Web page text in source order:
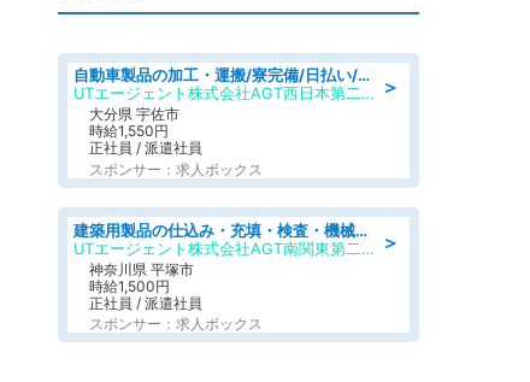
＞
自動車製品の加工・運搬/寮完備/日払い/工場・製造
UTエージェント株式会社AGT西日本第二CU
大分県 宇佐市
時給1,550円
正社員 / 派遣社員
スポンサー：求人ボックス
＞
建築用製品の仕込み・充填・検査・機械操作/寮完備/日払い/工場・製造
UTエージェント株式会社AGT南関東第二CU
神奈川県 平塚市
時給1,500円
正社員 / 派遣社員
スポンサー：求人ボックス